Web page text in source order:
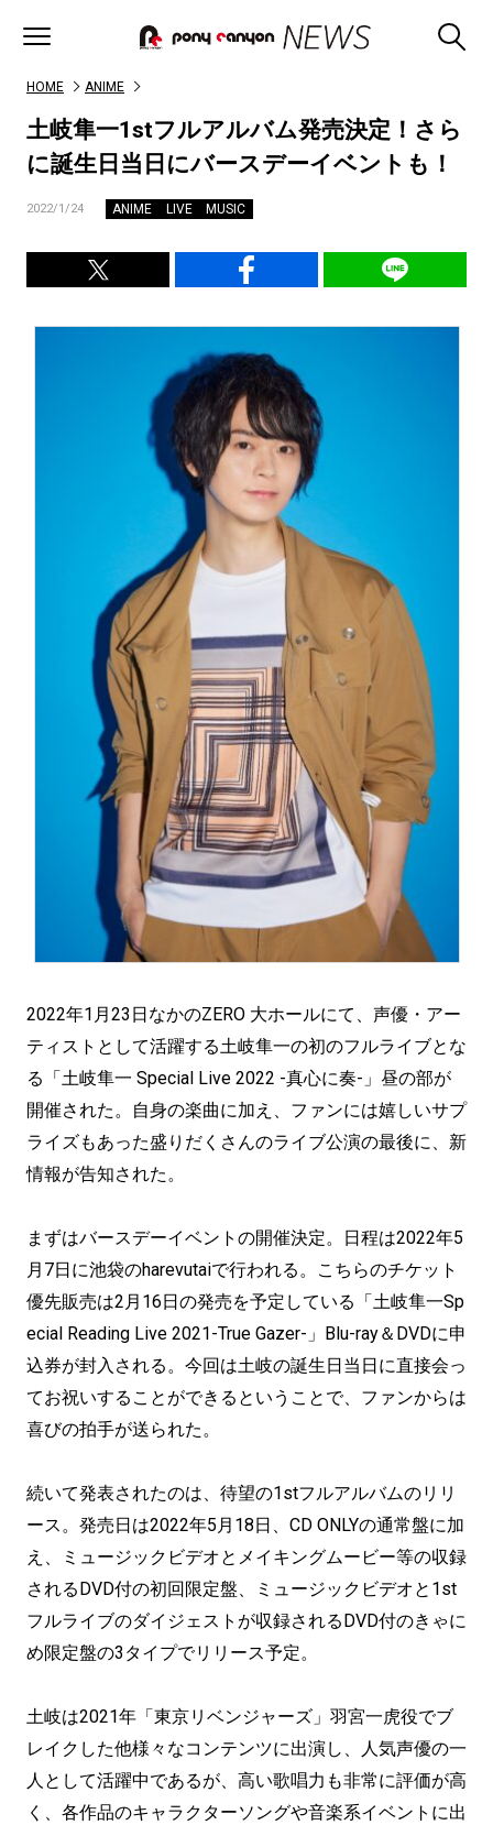
HOME ANIME
土岐隼一1stフルアルバム発売決定！さら
に誕生日当日にバースデーイベントも！
2022/1/24 ANIME LIVE MUSIC
2022年1月23日なかのZERO 大ホールにて、声優・アー
ティストとして活躍する土岐隼一の初のフルライブとな
る「土岐隼一 Special Live 2022 -真心に奏-」昼の部が
開催された。自身の楽曲に加え、ファンには嬉しいサプ
ライズもあった盛りだくさんのライブ公演の最後に、新
情報が告知された。
まずはバースデーイベントの開催決定。日程は2022年5
月7日に池袋のharevutaiで行われる。こちらのチケット
優先販売は2月16日の発売を予定している「土岐隼一Sp
ecial Reading Live 2021-True Gazer-」Blu-ray＆DVDに申
込券が封入される。今回は土岐の誕生日当日に直接会っ
てお祝いすることができるということで、ファンからは
喜びの拍手が送られた。
続いて発表されたのは、待望の1stフルアルバムのリリ
ース。発売日は2022年5月18日、CD ONLYの通常盤に加
え、ミュージックビデオとメイキングムービー等の収録
されるDVD付の初回限定盤、ミュージックビデオと1st
フルライブのダイジェストが収録されるDVD付のきゃに
め限定盤の3タイプでリリース予定。
土岐は2021年「東京リベンジャーズ」羽宮一虎役でブ
レイクした他様々なコンテンツに出演し、人気声優の一
人として活躍中であるが、高い歌唱力も非常に評価が高
く、各作品のキャラクターソングや音楽系イベントに出